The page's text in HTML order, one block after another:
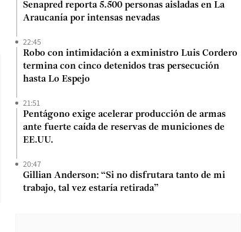
Senapred reporta 5.500 personas aisladas en La
Araucanía por intensas nevadas
22:45
Robo con intimidación a exministro Luis Cordero
termina con cinco detenidos tras persecución
hasta Lo Espejo
21:51
Pentágono exige acelerar producción de armas
ante fuerte caída de reservas de municiones de
EE.UU.
20:47
Gillian Anderson: “Si no disfrutara tanto de mi
trabajo, tal vez estaría retirada”